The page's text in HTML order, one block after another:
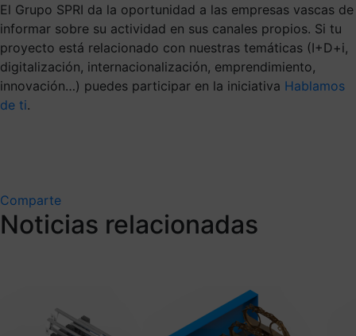
El Grupo SPRI da la oportunidad a las empresas vascas de
informar sobre su actividad en sus canales propios. Si tu
proyecto está relacionado con nuestras temáticas (I+D+i,
digitalización, internacionalización, emprendimiento,
innovación…) puedes participar en la iniciativa Hablamos
de ti.
Comparte
Noticias relacionadas